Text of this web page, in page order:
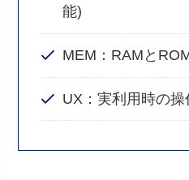
能)
MEM：RAMと
UX：実利用時の操